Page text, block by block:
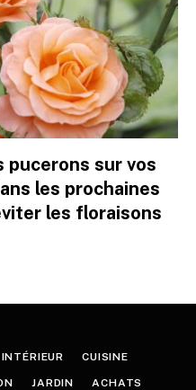
pucerons sur vos
les prochaines
les floraisons
INTÉRIEUR CUISINE
JARDIN ACHATS